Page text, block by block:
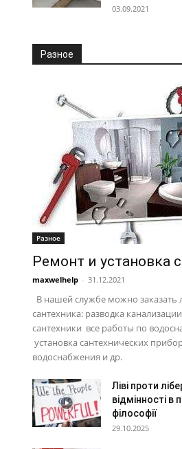
03.09.2021
Разное
Разное
Ремонт и установка
maxwelhelp - 31.12.2021
В нашей службе можно заказать
сантехника: разводка
сантехники все работы по
установка сантехнических
водоснабжения и др.
Ліві проти
відмінності в
філософії
29.10.2025